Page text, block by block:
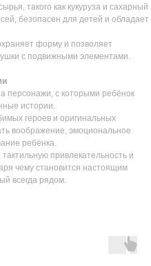
такого как кукуруза и сахарный
безопасен для детей и обладает
форму и позволяет
с подвижными элементами.
персонажи, с которыми ребёнок
истории.
героев и оригинальных
воображение, эмоциональное
ребёнка.
привлекательность и
чему становится настоящим
всегда рядом.